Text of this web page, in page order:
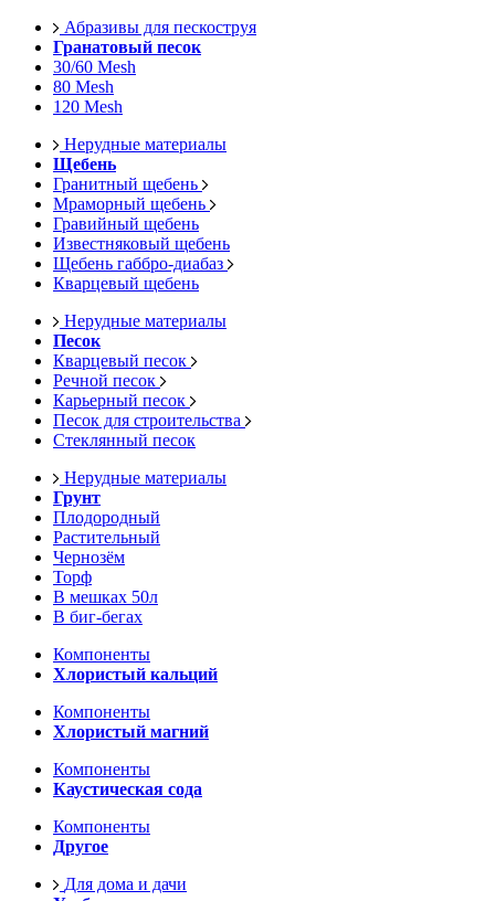
Абразивы для пескоструя
Гранатовый песок
30/60 Mesh
80 Mesh
120 Mesh
Нерудные материалы
Щебень
Гранитный щебень
Мраморный щебень
Гравийный щебень
Известняковый щебень
Щебень габбро-диабаз
Кварцевый щебень
Нерудные материалы
Песок
Кварцевый песок
Речной песок
Карьерный песок
Песок для строительства
Стеклянный песок
Нерудные материалы
Грунт
Плодородный
Растительный
Чернозём
Торф
В мешках 50л
В биг-бегах
Компоненты
Хлористый кальций
Компоненты
Хлористый магний
Компоненты
Каустическая сода
Компоненты
Другое
Для дома и дачи